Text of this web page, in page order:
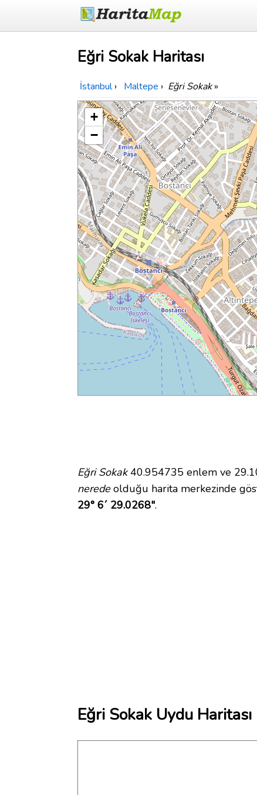
Eğri Sokak Haritası
İstanbul › Maltepe › Eğri Sokak»
+
−
Eğri Sokak40.954735 enlem ve
neredeolduğu harita merkezinde
29° 6´ 29.0268".
Eğri Sokak Uydu Haritası